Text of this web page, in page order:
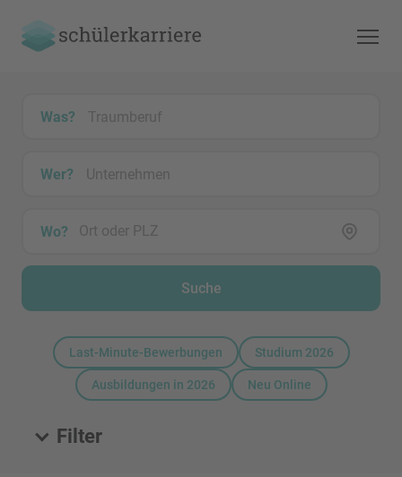
Was?
Wer?
Wo?
Suche
Last-Minute-Bewerbungen Studium 2026
Ausbildungen in 2026 Neu Online
Filter